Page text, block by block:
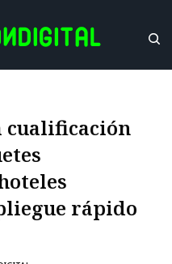
cualificación
rápido